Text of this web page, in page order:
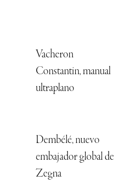
Vacheron
Constantin, manual
ultraplano
Dembélé, nuevo
embajador global de
Zegna